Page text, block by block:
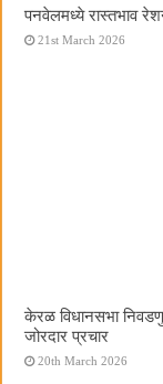
पनवेलमध्ये रास्तभाव
21st March 2026
केरळ विधानसभा
जोरदार प्रचार
20th March 2026